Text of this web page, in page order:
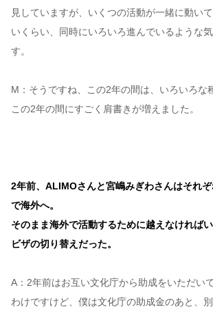
見していますが、いくつの活動が一緒に動い
いくらい、同時にいろいろ進んでいるような
す。
M：そうですね、この2年の間は、いろいろな
この2年の間にすごく肩書きが増えました。
2年前、ALIMOさんと宮嶋みぎわさんはそれ
で海外へ。
そのまま海外で活動するために越えなければい
ビザの切り替えだった。
A：2年前はお互い文化庁から助成をいただい
わけですけど、僕は文化庁の助成金のあと、